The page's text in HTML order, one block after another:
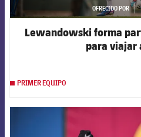
OFRECIDO POR
Lewandowski forma
para viajar
PRIMER EQUIPO